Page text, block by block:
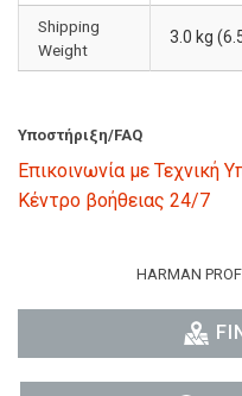
Shipping
Weight
3.0 kg
Υποστήριξη/FAQ
Επικοινωνία με Τεχνική
Κέντρο βοήθειας 24/7
HARMAN